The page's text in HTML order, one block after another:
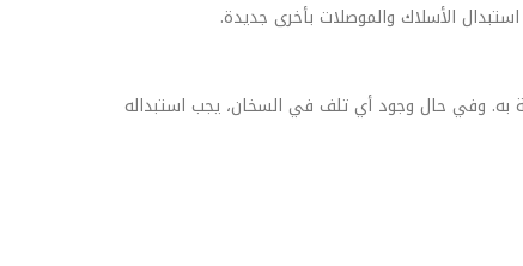
الأسلاك والموصلات بأخرى جديدة.
وفي حال وجود أي تلف في السخان، يجب استبداله